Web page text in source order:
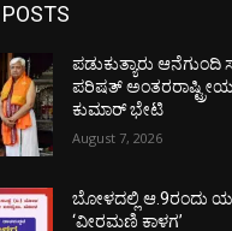
ಪಡುಕುತ್ಯಾರು ಆನೆಗುಂದಿ
ಪರಿಷತ್
ಕುಮಾರ್ ಭೇಟಿ
August 7, 2026
ಬೋಳದಲ್ಲಿ ಆ.9ರಂದು
‘ವೀರಮಣಿ ಕಾಳಗ’